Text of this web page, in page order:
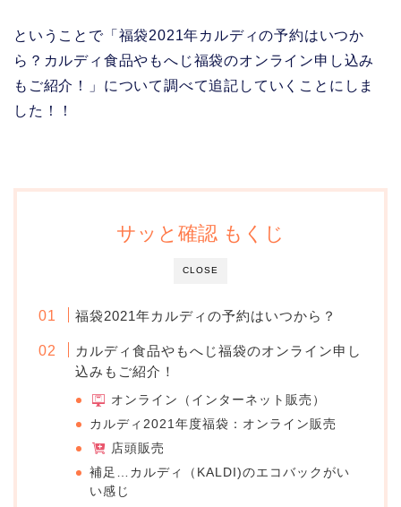
ということで「福袋2021年カルディの予約はいつか
ら？カルディ食品やもへじ福袋のオンライン申し込み
もご紹介！」について調べて追記していくことにしま
した！！
CLOSE
サッと確認 もくじ
福袋2021年カルディの予約はいつから？
カルディ食品やもへじ福袋のオンライン申し
込みもご紹介！
オンライン（インターネット販売）
カルディ2021年度福袋：オンライン販売
店頭販売
補足…カルディ（KALDI)のエコバックがい
い感じ